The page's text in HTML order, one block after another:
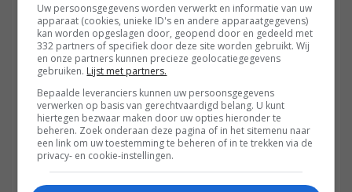
Uw persoonsgegevens worden verwerkt en informatie van uw
apparaat (cookies, unieke ID's en andere apparaatgegevens)
kan worden opgeslagen door, geopend door en gedeeld met
332 partners of specifiek door deze site worden gebruikt. Wij
en onze partners kunnen precieze geolocatiegegevens
gebruiken. Lijst met partners.
Bepaalde leveranciers kunnen uw persoonsgegevens
verwerken op basis van gerechtvaardigd belang. U kunt
hiertegen bezwaar maken door uw opties hieronder te
beheren. Zoek onderaan deze pagina of in het sitemenu naar
een link om uw toestemming te beheren of in te trekken via de
privacy- en cookie-instellingen.